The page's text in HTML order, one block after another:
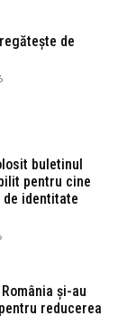
de
buletinul
pentru cine
identitate
și-au
reducerea